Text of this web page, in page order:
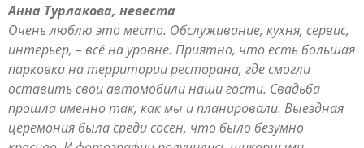
Анна Турлакова, невеста
Очень люблю это место. Обслуживание, кухня, сервис,
интерьер, – всё на уровне. Приятно, что есть большая
парковка на территории ресторана, где смогли
оставить свои автомобили наши гости. Свадьба
прошла именно так, как мы и планировали. Выездная
церемония была среди сосен, что было безумно